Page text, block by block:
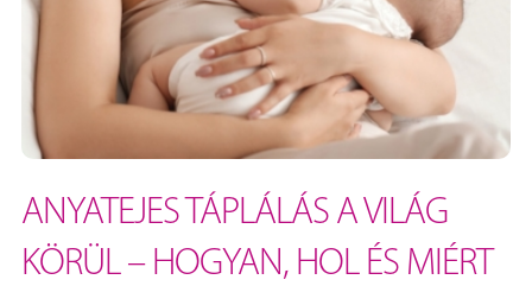
ANYATEJES TÁPLÁLÁS A VILÁG
KÖRÜL – HOGYAN, HOL ÉS MIÉRT